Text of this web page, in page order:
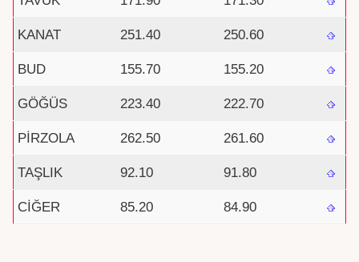
KANAT 251.40 250.60
BUD 155.70 155.20
GÖĞÜS 223.40 222.70
PİRZOLA 262.50 261.60
TAŞLIK 92.10 91.80
CİĞER 85.20 84.90